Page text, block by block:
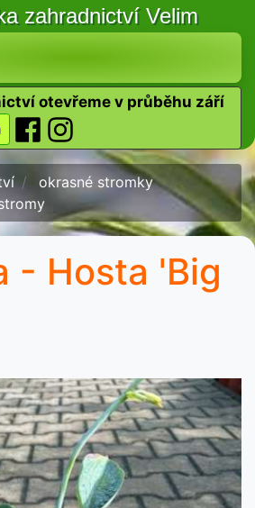
zahradnictví Velim
otevřeme v průběhu září
okrasné stromky
- Hosta 'Big